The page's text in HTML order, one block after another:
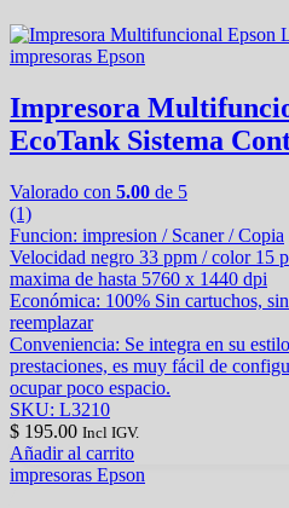
impresoras Epson
Impresora
EcoTank Sistema
Valorado con 5.00 de 5
(1)
Funcion: impresion / Scaner / Copia
Velocidad negro 33 ppm / color 15
maxima de hasta 5760 x 1440 dpi
Económica: 100% Sin cartuchos,
reemplazar
Conveniencia: Se integra en su
prestaciones, es muy fácil de
ocupar poco espacio.
SKU: L3210
$ 195.00 Incl IGV.
Añadir al carrito
impresoras Epson